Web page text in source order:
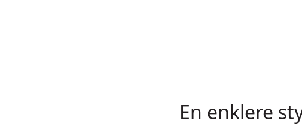
En enklere